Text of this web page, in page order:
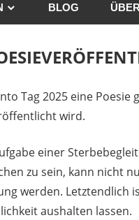
BLOG
Tag 2025 eine Poesie
wird.
einer
zu sein, kann nicht
werden. Letztendlich
aushalten lassen.